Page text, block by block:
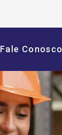
Fale Conosco